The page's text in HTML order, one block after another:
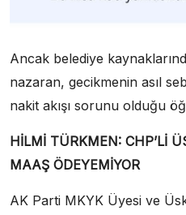
Ancak belediye
nazaran, gecikmenin asıl
nakit akışı sorunu olduğu
HİLMİ TÜRKMEN: CHP’Lİ
MAAŞ ÖDEYEMİYOR
AK Parti MKYK Üyesi ve